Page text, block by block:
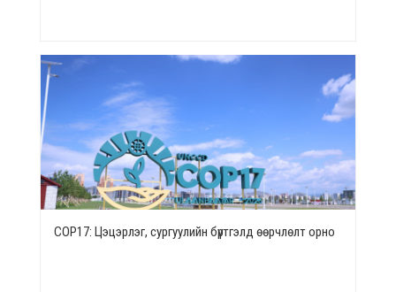
СОР17: Цэцэрлэг, сургуулийн бүртгэлд өөрчлөлт орно